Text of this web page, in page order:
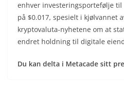
enhver investeringsportefølje
på $0.017, spesielt i kjølvannet
kryptovaluta-nyhetene om at
endret holdning til digitale
Du kan delta i Metacade sitt